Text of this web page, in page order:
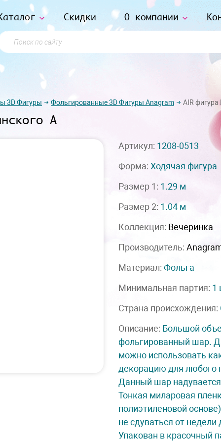
Скидки О компании
по сайту
3D Фигуры Фольгированные 3D Фигуры Anagram AIR
А
Артикул: 1208-0513
Форма: Ходячая фигура
Размер 1: 1.29 м
Размер 2: 1.04 м
Коллекция: Вечеринка
Производитель:
Материал: Фольга
Минимальная партия: 1
Страна происхождения:
Описание: Большой
фольгированный шар.
можно использовать
декорацию для любого
Данный шар
Тонкая миларовая
полиэтиленовой
не сдуваться от
Упакован в красочный